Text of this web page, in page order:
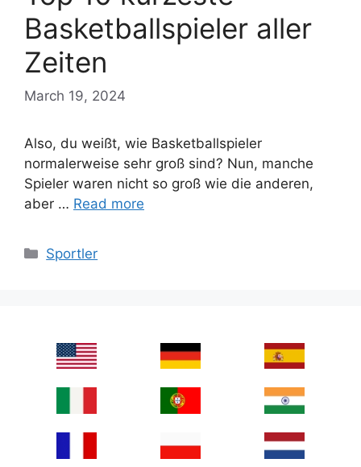
Basketballspieler aller
Zeiten
March 19, 2024
Also, du weißt, wie Basketballspieler
normalerweise sehr groß sind? Nun, manche
Spieler waren nicht so groß wie die anderen,
aber … Read more
Categories
Sportler